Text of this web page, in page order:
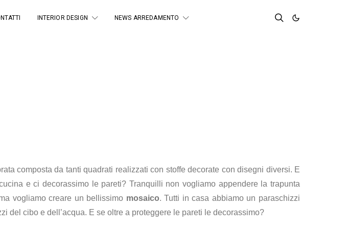
INTERIOR DESIGN NEWS ARREDAMENTO
composta da tanti quadrati realizzati con stoffe decorate con disegni diversi. E
e ci decorassimo le pareti? Tranquilli non vogliamo appendere la trapunta
vogliamo creare un bellissimo mosaico. Tutti in casa abbiamo un paraschizzi
del cibo e dell’acqua. E se oltre a proteggere le pareti le decorassimo?